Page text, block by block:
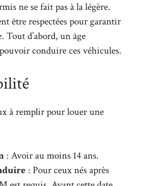
ne se fait pas à la légère.
être respectées pour garantir
Tout d’abord, un âge
conduire ces véhicules.
à remplir pour louer une
: Avoir au moins 14 ans.
: Pour ceux nés après